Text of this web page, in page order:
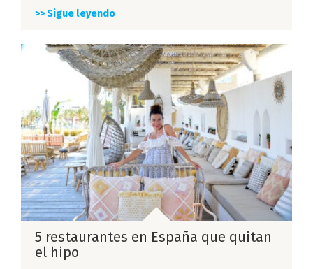
>> Sigue leyendo
5 restaurantes en España que quitan
el hipo